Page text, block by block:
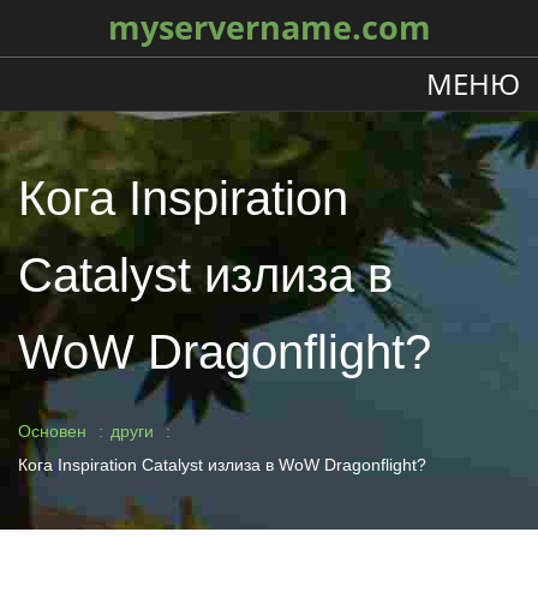
myservername.com
МЕНЮ
Кога Inspiration
Catalyst излиза в
WoW Dragonflight?
Основен
други
Кога Inspiration Catalyst излиза в WoW Dragonflight?